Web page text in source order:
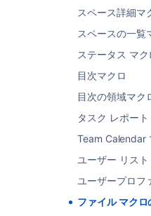
スペース詳細マ
スペースの一覧
ステータス マク
目次マクロ
目次の領域マク
タスク レポート
Team Calendar
ユーザー リスト
ユーザープロフ
ファイル マクロ
large files
View File Macro
Macro
How to replace old
new File Preview
View File Macro
when Confluence DC
View Excel Macro
Editing macro
Office PowerPoint